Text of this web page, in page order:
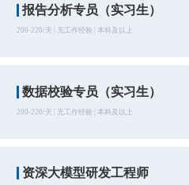
报告分析专员（实习生）
200-220/天 | 无工作经验 | 本科及以上
数据校验专员（实习生）
200-220/天 | 无工作经验 | 本科及以上
资深大模型研发工程师